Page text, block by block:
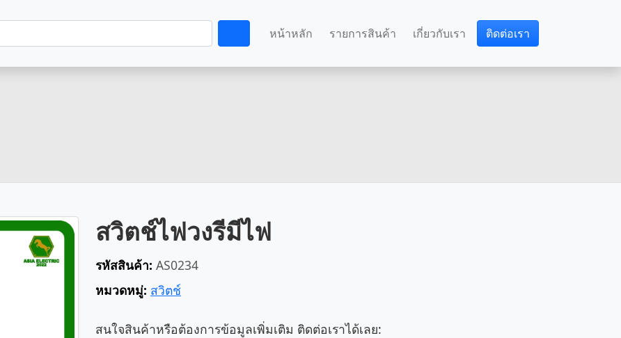
หน้าหลัก รายการสินค้า เกี่ยวกับเรา ติดต่อเรา
สวิตช์ไฟวงรีมีไฟ
รหัสสินค้า: AS0234
หมวดหมู่: สวิตช์
สนใจสินค้าหรือต้องการข้อมูลเพิ่มเติม ติดต่อเราได้เลย: